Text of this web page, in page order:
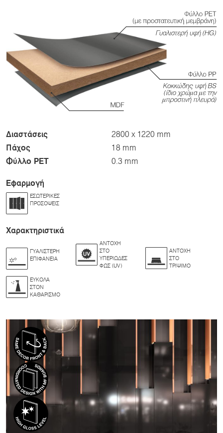
Διαστάσεις 2800 x 1220 mm
Πάχος 18 mm
Φύλλο PET 0.3 mm
Εφαρμογή
ΕΣΩΤΕΡΙΚΈΣ
ΠΡΟΣΌΨΕΙΣ
Χαρακτηριστικά
ΓΥΑΛΙΣΤΕΡΉ
ΕΠΙΦΆΝΕΙΑ
ΑΝΤΟΧΉ
ΣΤΟ
ΥΠΕΡΙΏΔΕΣ
ΦΩΣ (UV)
ΑΝΤΟΧΉ
ΣΤΟ
ΤΡΙΨΙΜΟ
ΕΎΚΟΛΑ
ΣΤΟΝ
ΚΑΘΑΡΙΣΜΌ